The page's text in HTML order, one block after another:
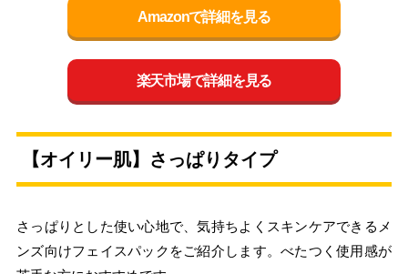
Amazonで詳細を見る
楽天市場で詳細を見る
【オイリー肌】さっぱりタイプ
さっぱりとした使い心地で、気持ちよくスキンケアできるメ
ンズ向けフェイスパックをご紹介します。べたつく使用感が